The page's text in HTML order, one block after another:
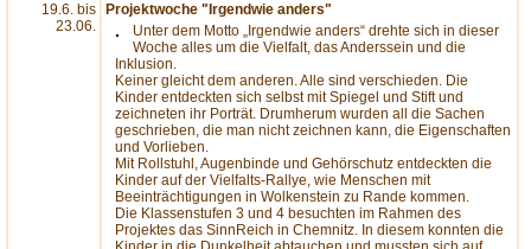
19.6. bis
23.06.
Projektwoche "Irgendwie anders"
Unter dem Motto „Irgendwie anders“ drehte sich in dieser
Woche alles um die Vielfalt, das Anderssein und die
Inklusion.
Keiner gleicht dem anderen. Alle sind verschieden. Die
Kinder entdeckten sich selbst mit Spiegel und Stift und
zeichneten ihr Porträt. Drumherum wurden all die Sachen
geschrieben, die man nicht zeichnen kann, die Eigenschaften
und Vorlieben.
Mit Rollstuhl, Augenbinde und Gehörschutz entdeckten die
Kinder auf der Vielfalts-Rallye, wie Menschen mit
Beeinträchtigungen in Wolkenstein zu Rande kommen.
Die Klassenstufen 3 und 4 besuchten im Rahmen des
Projektes das SinnReich in Chemnitz. In diesem konnten die